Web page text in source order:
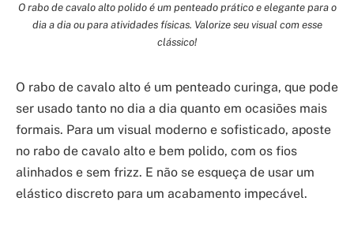
O rabo de cavalo alto polido é um penteado prático e elegante para o
dia a dia ou para atividades físicas. Valorize seu visual com esse
clássico!
O rabo de cavalo alto é um penteado curinga, que pode
ser usado tanto no dia a dia quanto em ocasiões mais
formais. Para um visual moderno e sofisticado, aposte
no rabo de cavalo alto e bem polido, com os fios
alinhados e sem frizz. E não se esqueça de usar um
elástico discreto para um acabamento impecável.